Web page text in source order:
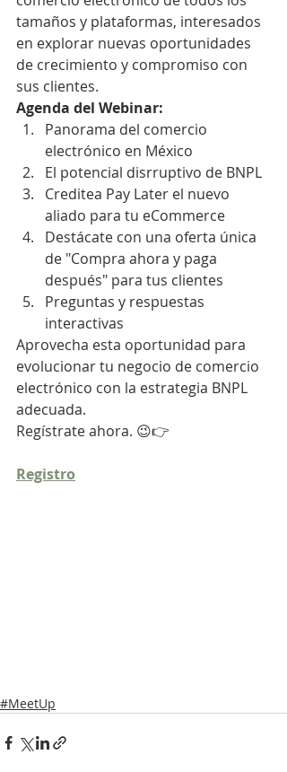
tamaños y plataformas, interesados
en explorar nuevas oportunidades
de crecimiento y compromiso con
sus clientes.
Agenda del Webinar:
Panorama del comercio
electrónico en México
El potencial disrruptivo de BNPL
Creditea Pay Later el nuevo
aliado para tu eCommerce
Destácate con una oferta única
de "Compra ahora y paga
después" para tus clientes
Preguntas y respuestas
interactivas
Aprovecha esta oportunidad para
evolucionar tu negocio de comercio
electrónico con la estrategia BNPL
adecuada.
Regístrate ahora. 😉👉
Registro
#MeetUp